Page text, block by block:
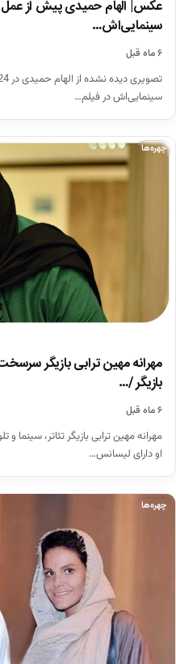
عکس| الهام حمیدی پیش از عمل
سینمایی‌اش…
۶ ماه قبل
سینمایی‌اش در فیلم…
چهره‌ها
مهرانه مهین‌ ترابی بازیگر
بازیگر /…
۶ ماه قبل
او دارای لیسانس…
چهره‌ها